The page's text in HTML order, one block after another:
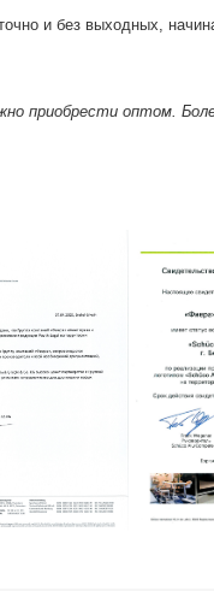
и без выходных,
приобрести оптом.